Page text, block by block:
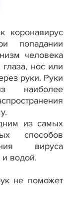
коронавирус
попадании
человека
нос или
руки. Руки
наиболее
из самых
способов
вируса
водой.
не поможет